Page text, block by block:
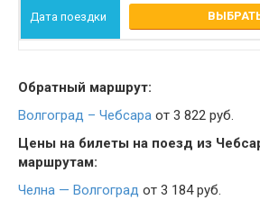
Обратный маршрут:
Волгоград – Чебсара от 3 822 руб.
Цены на билеты на поезд из
маршрутам:
Челна — Волгоград от 3 184 руб.